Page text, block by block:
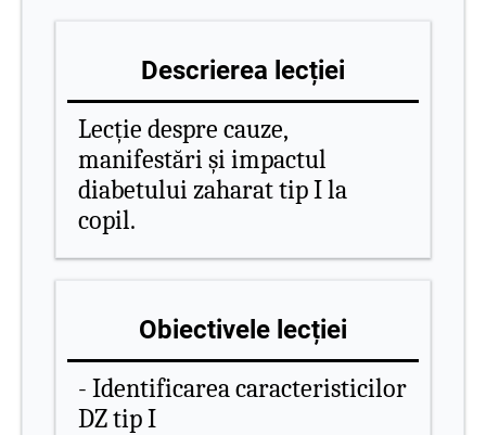
Descrierea lecției
Lecție despre cauze,
manifestări și impactul
diabetului zaharat tip I la
copil.
Obiectivele lecției
- Identificarea caracteristicilor
DZ tip I